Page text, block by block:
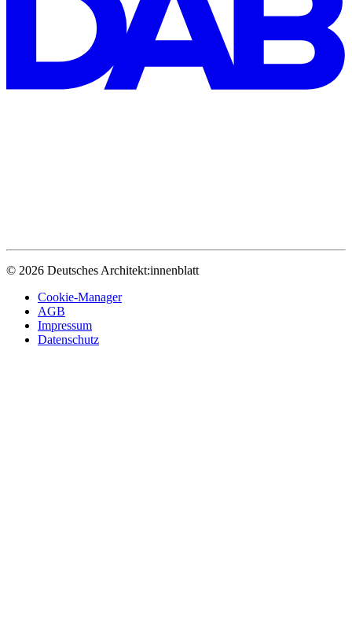
© 2026 Deutsches Architekt:innenblatt
Cookie-Manager
AGB
Impressum
Datenschutz